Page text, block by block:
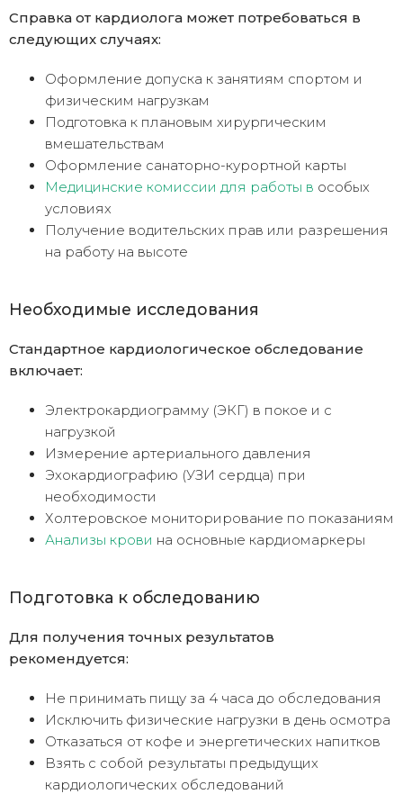
Справка от кардиолога может потребоваться в
следующих случаях:
Оформление допуска к занятиям спортом и
физическим нагрузкам
Подготовка к плановым хирургическим
вмешательствам
Оформление санаторно-курортной карты
Медицинские комиссии для работы в особых
условиях
Получение водительских прав или разрешения
на работу на высоте
Необходимые исследования
Стандартное кардиологическое обследование
включает:
Электрокардиограмму (ЭКГ) в покое и с
нагрузкой
Измерение артериального давления
Эхокардиографию (УЗИ сердца) при
необходимости
Холтеровское мониторирование по показаниям
Анализы крови на основные кардиомаркеры
Подготовка к обследованию
Для получения точных результатов
рекомендуется:
Не принимать пищу за 4 часа до обследования
Исключить физические нагрузки в день осмотра
Отказаться от кофе и энергетических напитков
Взять с собой результаты предыдущих
кардиологических обследований